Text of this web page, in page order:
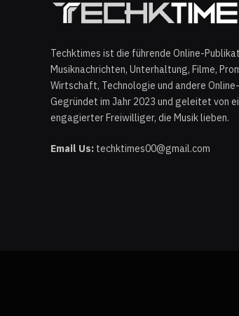
Techktimes ist die führende Online-
Musiknachrichten, Unterhaltung, Filme,
Wirtschaft, Technologie und andere
Gegründet im Jahr 2023 und geleitet von
engagierter Freiwilliger, die Musik lieben.
Email Us: techktimes00@gmail.com